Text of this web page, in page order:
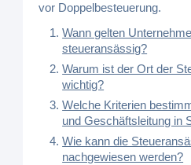
vor Doppelbesteuerung.
Wann gelten
steueransässig?
Warum ist der Ort der
wichtig?
Welche Kriterien
und Geschäftsleitung in
Wie kann die
nachgewiesen werden?